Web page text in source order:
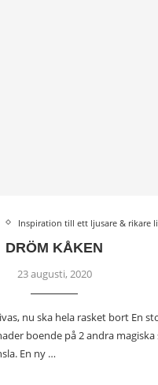
Inspiration till ett ljusare & rikare
DRÖM KÅKEN
23 augusti, 2020
nu ska hela rasket bort En
boende på 2 andra magiska
En ny …